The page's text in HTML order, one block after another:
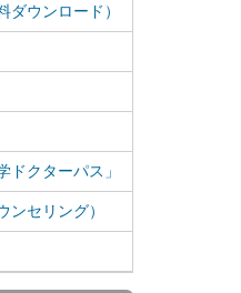
ダウンロード）
ドクターパス」
ンセリング）